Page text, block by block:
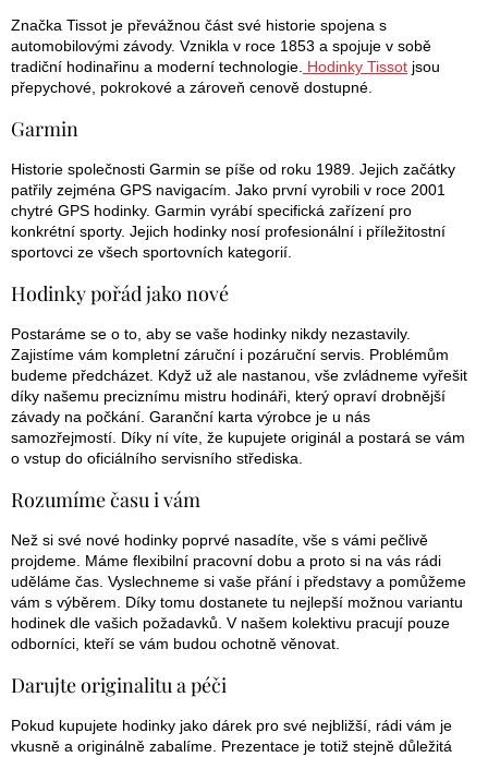
Značka Tissot je převážnou část své historie spojena s
automobilovými závody. Vznikla v roce 1853 a spojuje v sobě
tradiční hodinařinu a moderní technologie. Hodinky Tissot jsou
přepychové, pokrokové a zároveň cenově dostupné.
Garmin
Historie společnosti Garmin se píše od roku 1989. Jejich začátky
patřily zejména GPS navigacím. Jako první vyrobili v roce 2001
chytré GPS hodinky. Garmin vyrábí specifická zařízení pro
konkrétní sporty. Jejich hodinky nosí profesionální i příležitostní
sportovci ze všech sportovních kategorií.
Hodinky pořád jako nové
Postaráme se o to, aby se vaše hodinky nikdy nezastavily.
Zajistíme vám kompletní záruční i pozáruční servis. Problémům
budeme předcházet. Když už ale nastanou, vše zvládneme vyřešit
díky našemu preciznímu mistru hodináři, který opraví drobnější
závady na počkání. Garanční karta výrobce je u nás
samozřejmostí. Díky ní víte, že kupujete originál a postará se vám
o vstup do oficiálního servisního střediska.
Rozumíme času i vám
Než si své nové hodinky poprvé nasadíte, vše s vámi pečlivě
projdeme. Máme flexibilní pracovní dobu a proto si na vás rádi
uděláme čas. Vyslechneme si vaše přání i představy a pomůžeme
vám s výběrem. Díky tomu dostanete tu nejlepší možnou variantu
hodinek dle vašich požadavků. V našem kolektivu pracují pouze
odborníci, kteří se vám budou ochotně věnovat.
Darujte originalitu a péči
Pokud kupujete hodinky jako dárek pro své nejbližší, rádi vám je
vkusně a originálně zabalíme. Prezentace je totiž stejně důležitá